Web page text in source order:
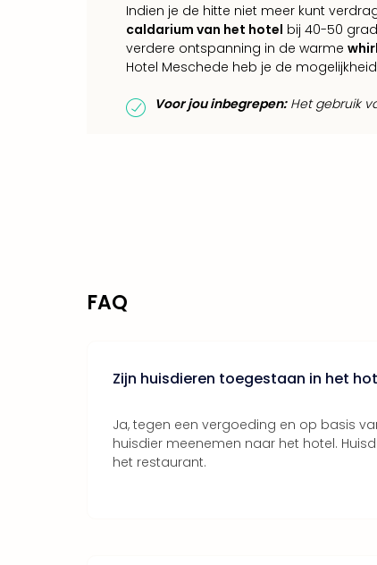
Indien je de hitte niet meer kunt
caldarium van het hotel bij 40-50
verdere ontspanning in de warme
Hotel Meschede heb je de
Voor jou inbegrepen:Het gebruik
FAQ
Zijn huisdieren toegestaan in het
Ja, tegen een vergoeding en op basis
huisdier meenemen naar het hotel.
het restaurant.